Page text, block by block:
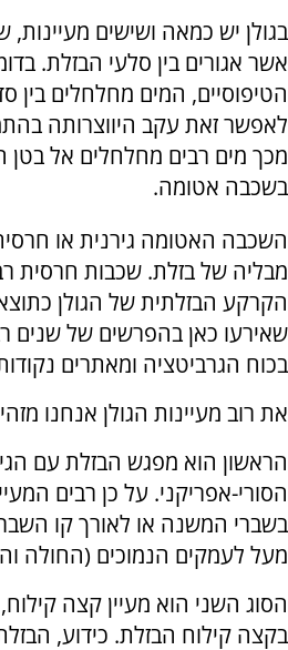
בגולן יש כמאה ושישים
אשר אגורים בין סלעי הבזלת.
הטיפוסיים, המים מחלחלים בין
לאפשר זאת עקב היווצרותה
מכך מים רבים מחלחלים אל
בשכבה אטומה.
השכבה האטומה גירנית או
מבליה של בזלת. שכבות חרסית
הקרקע הבזלתית של הגולן
שאירעו כאן בהפרשים של שנים
בכוח הגרביטציה ומאתרים
את רוב מעיינות הגולן אנחנו
הראשון הוא מפגש הבזלת עם
הסורי-אפריקני. על כן רבים
בשברי המשנה או לאורך קו
מעל לעמקים הנמוכים (החולה
הסוג השני הוא מעיין קצה
בקצה קילוח הבזלת. כידוע,